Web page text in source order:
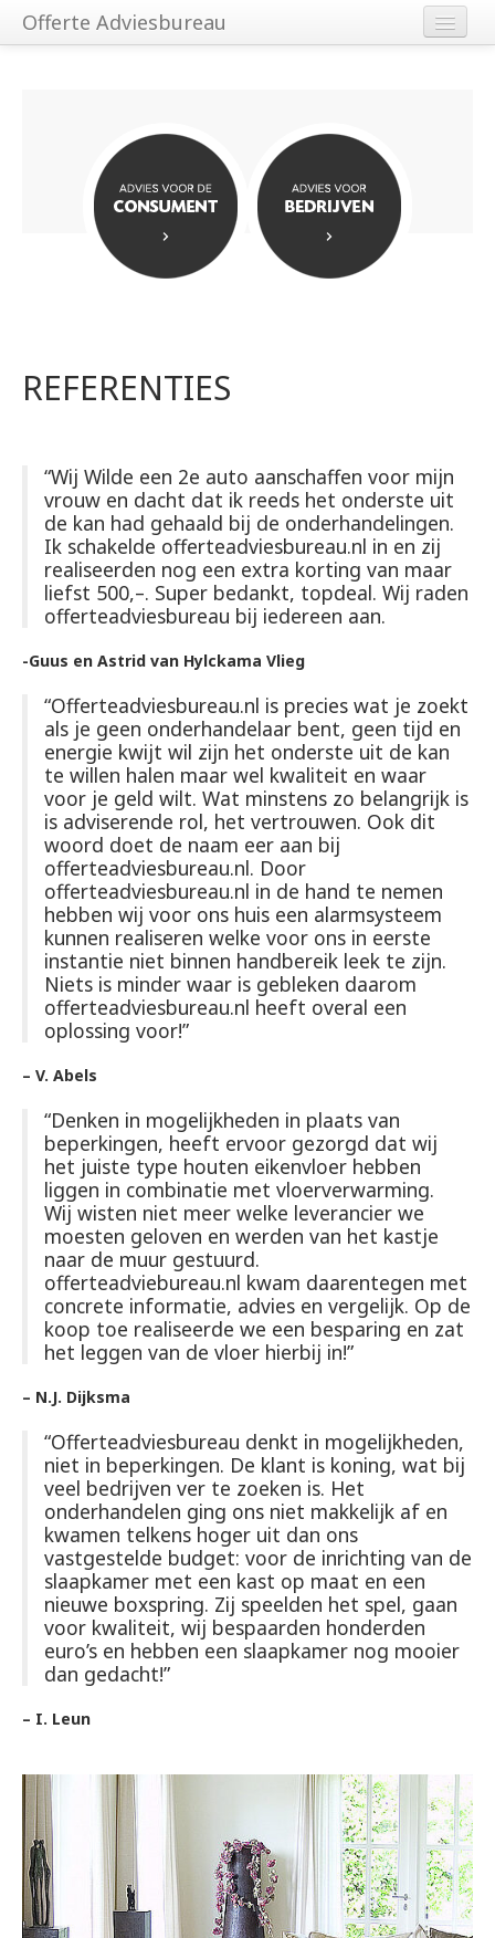
Offerte Adviesbureau
Bedrijven
Over ons
Contact
REFERENTIES
“Wij Wilde een 2e auto aanschaffen voor mijn
vrouw en dacht dat ik reeds het onderste uit
de kan had gehaald bij de onderhandelingen.
Ik schakelde offerteadviesbureau.nl in en zij
realiseerden nog een extra korting van maar
liefst 500,–. Super bedankt, topdeal. Wij raden
offerteadviesbureau bij iedereen aan.
-Guus en Astrid van Hylckama Vlieg
“Offerteadviesbureau.nl is precies wat je zoekt
als je geen onderhandelaar bent, geen tijd en
energie kwijt wil zijn het onderste uit de kan
te willen halen maar wel kwaliteit en waar
voor je geld wilt. Wat minstens zo belangrijk is
is adviserende rol, het vertrouwen. Ook dit
woord doet de naam eer aan bij
offerteadviesbureau.nl. Door
offerteadviesbureau.nl in de hand te nemen
hebben wij voor ons huis een alarmsysteem
kunnen realiseren welke voor ons in eerste
instantie niet binnen handbereik leek te zijn.
Niets is minder waar is gebleken daarom
offerteadviesbureau.nl heeft overal een
oplossing voor!”
– V. Abels
“Denken in mogelijkheden in plaats van
beperkingen, heeft ervoor gezorgd dat wij
het juiste type houten eikenvloer hebben
liggen in combinatie met vloerverwarming.
Wij wisten niet meer welke leverancier we
moesten geloven en werden van het kastje
naar de muur gestuurd.
offerteadviebureau.nl kwam daarentegen met
concrete informatie, advies en vergelijk. Op de
koop toe realiseerde we een besparing en zat
het leggen van de vloer hierbij in!”
– N.J. Dijksma
“Offerteadviesbureau denkt in mogelijkheden,
niet in beperkingen. De klant is koning, wat bij
veel bedrijven ver te zoeken is. Het
onderhandelen ging ons niet makkelijk af en
kwamen telkens hoger uit dan ons
vastgestelde budget: voor de inrichting van de
slaapkamer met een kast op maat en een
nieuwe boxspring. Zij speelden het spel, gaan
voor kwaliteit, wij bespaarden honderden
euro’s en hebben een slaapkamer nog mooier
dan gedacht!”
– I. Leun